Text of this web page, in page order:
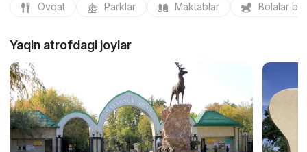
Ovqat Parklar Maktablar Bolalar
Yaqin atrofdagi joylar